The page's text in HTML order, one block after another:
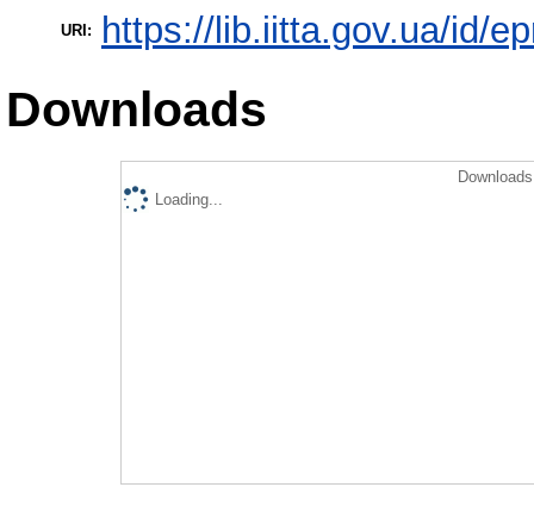
URI: https://lib.iitta.gov.ua/id/
Downloads
Loading...